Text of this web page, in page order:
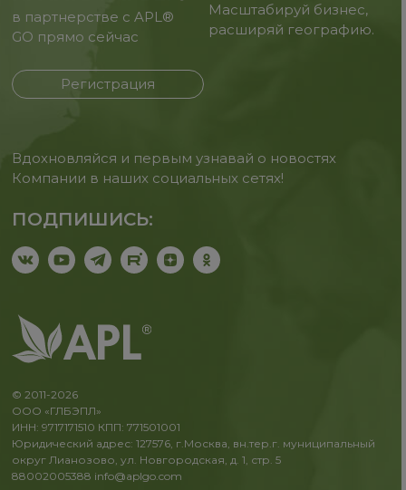
в партнерстве с APL®
GO прямо сейчас
Регистрация
Масштабируй бизнес,
расширяй географию.
Вдохновляйся и первым узнавай о новостях
Компании в наших социальных сетях!
ПОДПИШИСЬ:
© 2011-2026
ООО «ГЛБЭПЛ»
ИНН: 9717171510 КПП: 771501001
Юридический адрес: 127576, г.Москва, вн.тер.г. муниципальный
округ Лианозово, ул. Новгородская, д. 1, стр. 5
88002005388 info@aplgo.com